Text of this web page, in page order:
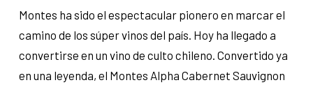
Montes ha sido el espectacular pionero en marcar el
camino de los súper vinos del país. Hoy ha llegado a
convertirse en un vino de culto chileno. Convertido ya
en una leyenda, el Montes Alpha Cabernet Sauvignon